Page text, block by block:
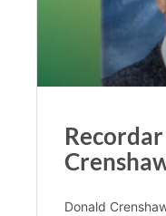
Donald